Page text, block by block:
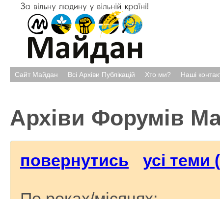
Сайт Майдан Всі Архіви Публікацій Хто ми? Наші
Архіви Форумів
повернутись усі теми